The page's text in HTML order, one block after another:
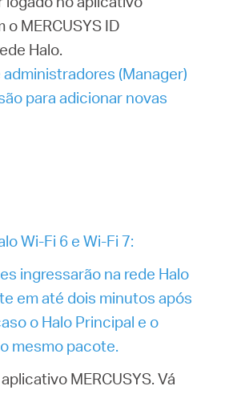
o MERCUSYS ID
Halo.
(Manager)
para adicionar novas
Wi-Fi 6 e Wi-Fi 7:
ingressarão na rede Halo
em até dois minutos após
o Halo Principal e o
mesmo pacote.
MERCUSYS. Vá